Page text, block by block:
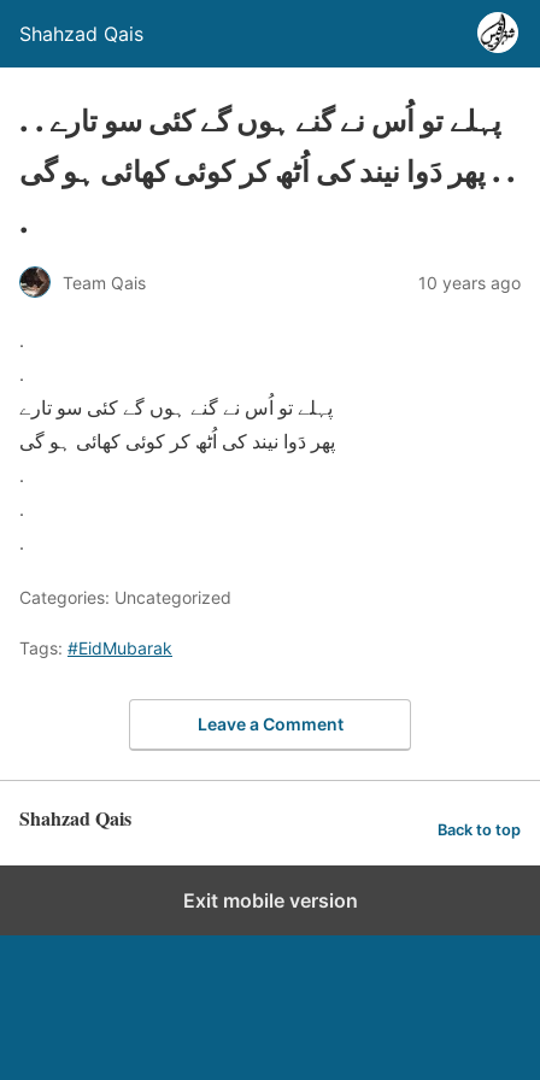
Shahzad Qais
. . پہلے تو اُس نے گنے ہوں گے کئی سو تارے
پھر دَوا نیند کی اُٹھ کر کوئی کھائی ہو گی . .
.
Team Qais 10 years ago
.
.
پہلے تو اُس نے گنے ہوں گے کئی سو تارے
پھر دَوا نیند کی اُٹھ کر کوئی کھائی ہو گی
.
.
.
Categories: Uncategorized
Tags: #EidMubarak
Leave a Comment
Shahzad Qais Back to top
Exit mobile version